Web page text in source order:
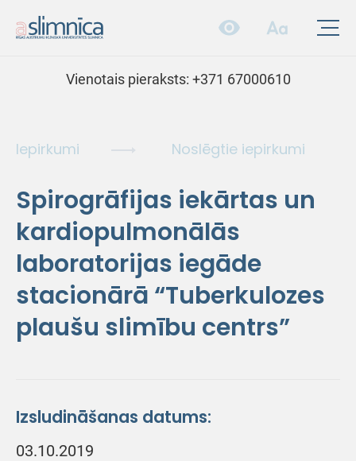
Vienotais pieraksts: +371 67000610
Iepirkumi Noslēgtie iepirkumi
Spirogrāfijas iekārtas un
kardiopulmonālās
laboratorijas iegāde
stacionārā “Tuberkulozes
plaušu slimību centrs”
Izsludināšanas datums:
03.10.2019